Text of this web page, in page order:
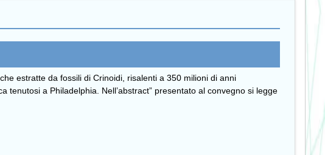
estratte da fossili di Crinoidi, risalenti a 350 milioni di anni
tenutosi a Philadelphia. Nell’abstract” presentato al convegno si legge